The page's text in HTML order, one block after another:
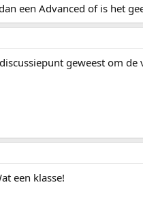
een Advanced of is het
geweest om
een klasse!